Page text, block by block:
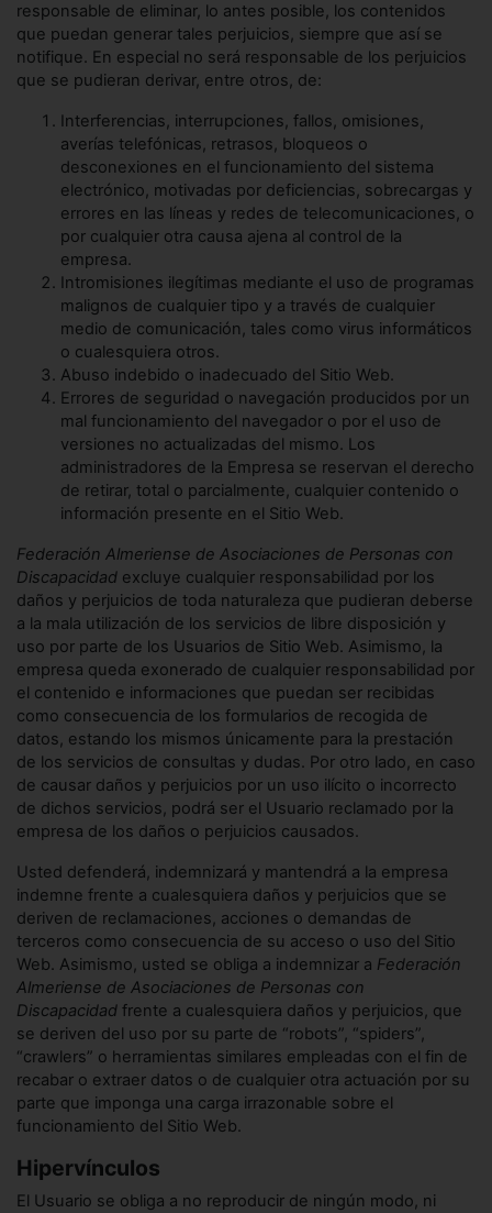
responsable de eliminar, lo antes posible, los contenidos
que puedan generar tales perjuicios, siempre que así se
notifique. En especial no será responsable de los perjuicios
que se pudieran derivar, entre otros, de:
Interferencias, interrupciones, fallos, omisiones,
averías telefónicas, retrasos, bloqueos o
desconexiones en el funcionamiento del sistema
electrónico, motivadas por deficiencias, sobrecargas y
errores en las líneas y redes de telecomunicaciones, o
por cualquier otra causa ajena al control de la
empresa.
Intromisiones ilegítimas mediante el uso de programas
malignos de cualquier tipo y a través de cualquier
medio de comunicación, tales como virus informáticos
o cualesquiera otros.
Abuso indebido o inadecuado del Sitio Web.
Errores de seguridad o navegación producidos por un
mal funcionamiento del navegador o por el uso de
versiones no actualizadas del mismo. Los
administradores de la Empresa se reservan el derecho
de retirar, total o parcialmente, cualquier contenido o
información presente en el Sitio Web.
Federación Almeriense de Asociaciones de Personas con
Discapacidad excluye cualquier responsabilidad por los
daños y perjuicios de toda naturaleza que pudieran deberse
a la mala utilización de los servicios de libre disposición y
uso por parte de los Usuarios de Sitio Web. Asimismo, la
empresa queda exonerado de cualquier responsabilidad por
el contenido e informaciones que puedan ser recibidas
como consecuencia de los formularios de recogida de
datos, estando los mismos únicamente para la prestación
de los servicios de consultas y dudas. Por otro lado, en caso
de causar daños y perjuicios por un uso ilícito o incorrecto
de dichos servicios, podrá ser el Usuario reclamado por la
empresa de los daños o perjuicios causados.
Usted defenderá, indemnizará y mantendrá a la empresa
indemne frente a cualesquiera daños y perjuicios que se
deriven de reclamaciones, acciones o demandas de
terceros como consecuencia de su acceso o uso del Sitio
Web. Asimismo, usted se obliga a indemnizar a Federación
Almeriense de Asociaciones de Personas con
Discapacidad frente a cualesquiera daños y perjuicios, que
se deriven del uso por su parte de “robots”, “spiders”,
“crawlers” o herramientas similares empleadas con el fin de
recabar o extraer datos o de cualquier otra actuación por su
parte que imponga una carga irrazonable sobre el
funcionamiento del Sitio Web.
Hipervínculos
El Usuario se obliga a no reproducir de ningún modo, ni